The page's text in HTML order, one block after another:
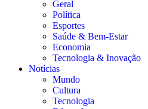
Geral
Política
Esportes
Saúde & Bem-Estar
Economia
Tecnologia & Inovação
Notícias
Mundo
Cultura
Tecnologia